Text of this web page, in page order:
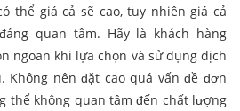
thể giá cả sẽ cao, tuy nhiên giá cả
quan tâm. Hãy là khách hàng
ngoan khi lựa chọn và sử dụng dịch
nên đặt cao quá vấn đề đơn
thể không quan tâm đến chất lượng